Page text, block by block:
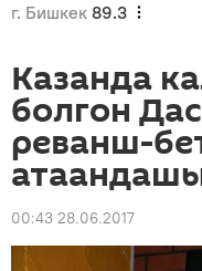
г. Бишкек 89.3
Казанда
болгон
реванш-
00:43 28.06.2017